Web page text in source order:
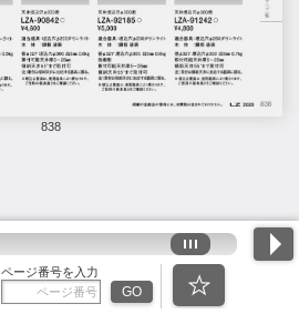
838
ページ番号を入力
GO